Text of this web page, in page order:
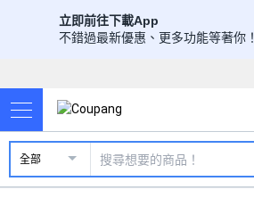
立即前往下載App
不錯過最新優惠、更多功能等著你！
全部